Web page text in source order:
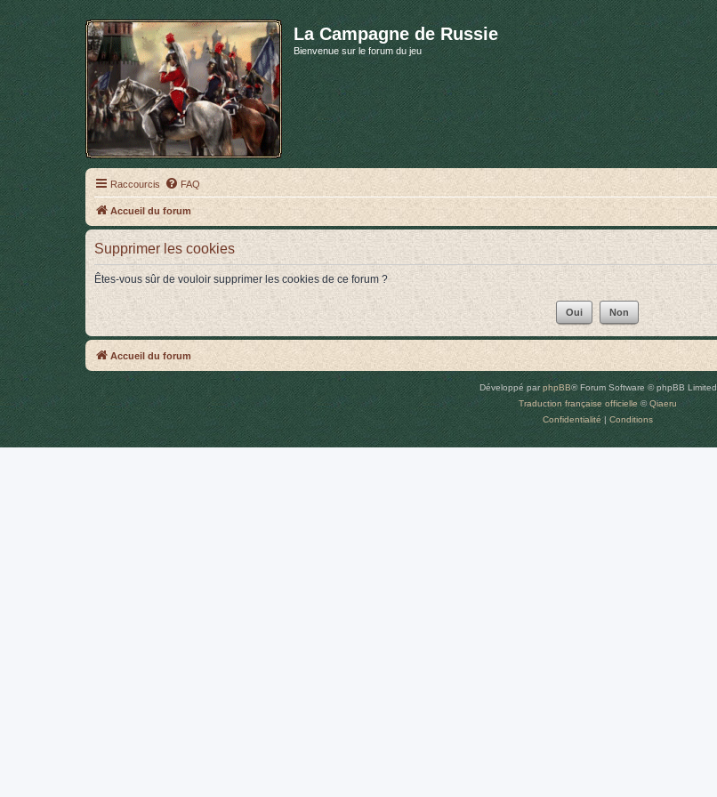
La Campagne de Russie
Bienvenue sur le forum du jeu
Raccourcis FAQ
Accueil du forum
Supprimer les cookies
Êtes-vous sûr de vouloir supprimer les cookies de ce forum ?
Accueil du forum
Développé parphpBB® Forum Software © phpBB Limited
Traduction française officielle ©Qiaeru
Confidentialité| Conditions